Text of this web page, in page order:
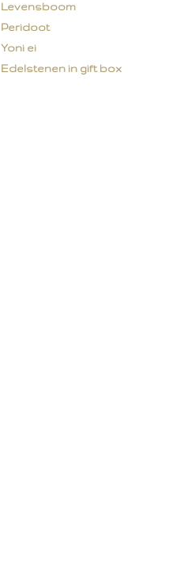
Levensboom
Peridoot
Yoni ei
Edelstenen in gift box